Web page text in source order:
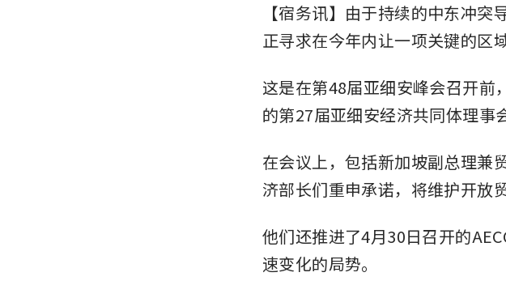
【宿务讯】由于持续的中东冲
正寻求在今年内让一项关键的区
这是在第48届亚细安峰会召开前
的第27届亚细安经济共同体理事
在会议上，包括新加坡副总理兼
济部长们重申承诺，将维护开放
他们还推进了4月30日召开的
速变化的局势。